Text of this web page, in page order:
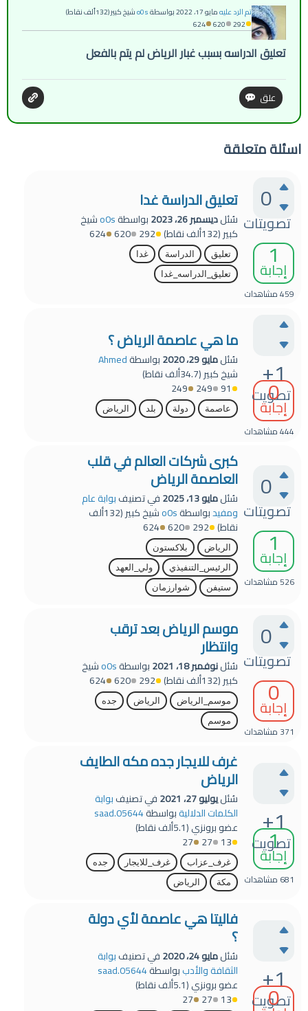
تم الرد عليهمايو 17، 2022 بواسطةo0sشيخ كبير(132ألف
نقاط)
292
620
624
تعليق الدراسه بسبب غبار الرياض لم يتم بالفعل
اسئلة متعلقة
0
تصويتات
1
إجابة
459مشاهدات
تعليق الدراسة غدا
سُئلديسمبر 26، 2023 بواسطةo0sشيخ
كبير(132ألف نقاط) 292
620
624
تعليق الدراسة
غدا
تعليق_الدراسه_غدا
+1
تصويت
0
إجابة
444مشاهدات
ما هي عاصمة الرياض ؟
سُئلمايو 29، 2020 بواسطةAhmed
شيخ كبير(34.7ألف
نقاط)
91
249
249
عاصمة دولة بلد الرياض
0
تصويتات
1
إجابة
526مشاهدات
كبرى شركات العالم في قلب
العاصمة الرياض
سُئلمايو 13، 2025 في تصنيفبوابة عام
ومفيدبواسطةo0sشيخ كبير(132ألف
نقاط) 292
620
624
الرياض
بلاكستون
الرئيس_التنفيذي
ولي_العهد
ستيفن
شوارزمان
0
تصويتات
0
إجابة
371 مشاهدات
موسم الرياض بعد ترقب
وانتظار
سُئلنوفمبر 18، 2021 بواسطةo0sشيخ
كبير(132ألف نقاط) 292
620
624
موسم_الرياض الرياض
جده
موسم
+1
تصويت
1
إجابة
681 مشاهدات
غرف للايجار جده مكه الطايف
الرياض
سُئليوليو 27، 2021 في تصنيفبوابة
الكلمات الدلاليةبواسطةsaad.05644
عضو برونزي(5.1ألف
نقاط)
13
27
27
غرف_عزاب غرف_للايجار
جده
مكة
الرياض
+1
تصويت
0
فاليتا هي عاصمة لأي دولة
؟
سُئلمايو 24، 2020 في تصنيفبوابة
الثقافة والأدببواسطةsaad.05644
عضو برونزي(5.1ألف
نقاط)
13
27
27